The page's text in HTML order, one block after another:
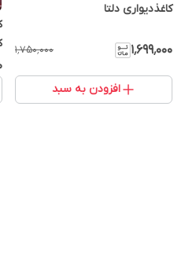
کاغذدیواری دلتا
۱٬۶۹۹٬۰۰۰ ۱٬۷۵۰٬۰۰۰
افزودن به سبد